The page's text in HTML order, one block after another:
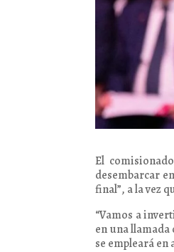
El
desembarcar
final”, a la vez
“Vamos a
en una llamada
se empleará